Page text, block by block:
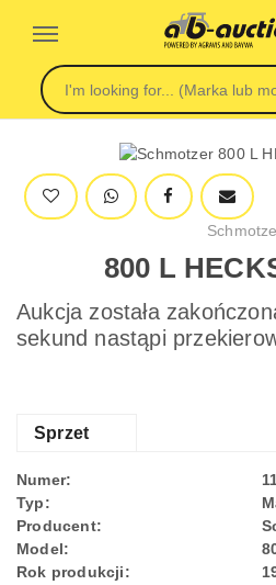
800 L
Aukcja została
sekund nastąpi
Sprzet
Numer:
Typ:
Producent:
Model:
Rok produkcji: